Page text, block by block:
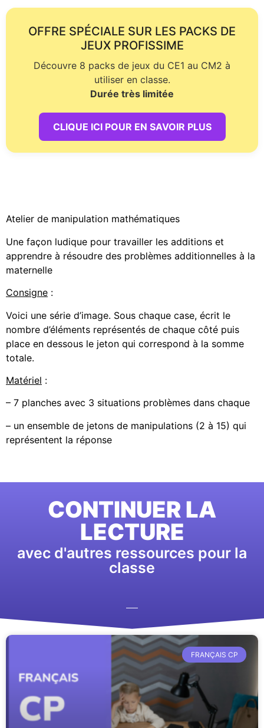
OFFRE SPÉCIALE SUR LES PACKS DE
JEUX PROFISSIME
Découvre 8 packs de jeux du CE1 au CM2 à
utiliser en classe.
Durée très limitée
CLIQUE ICI POUR EN SAVOIR PLUS
Atelier de manipulation mathématiques
Une façon ludique pour travailler les additions et
apprendre à résoudre des problèmes additionnelles à la
maternelle
Consigne :
Voici une série d’image. Sous chaque case, écrit le
nombre d’éléments représentés de chaque côté puis
place en dessous le jeton qui correspond à la somme
totale.
Matériel :
– 7 planches avec 3 situations problèmes dans chaque
– un ensemble de jetons de manipulations (2 à 15) qui
représentent la réponse
CONTINUER LA
LECTURE
avec d'autres ressources pour la
classe
FRANÇAIS CP